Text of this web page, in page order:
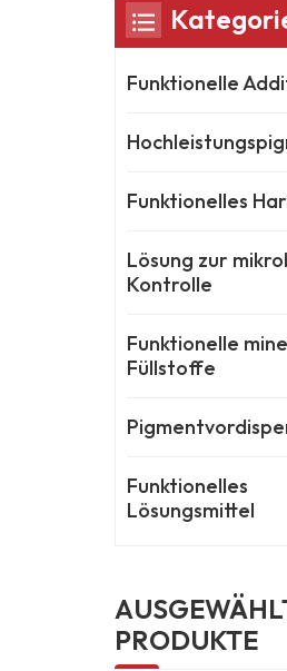
Funktionelle
Funktionelles
Lösung zur
Kontrolle
Funktionelle
Füllstoffe
Funktionelles
Lösungsmittel
PRODUKTE